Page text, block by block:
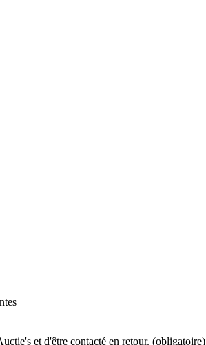
et d'être contacté en retour. (obligatoire)